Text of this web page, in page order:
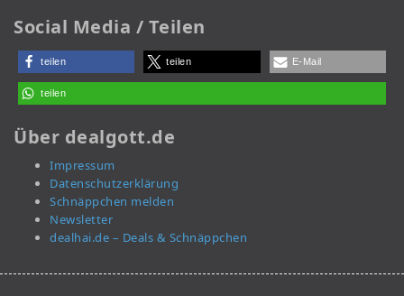
Social Media / Teilen
teilen teilen E-Mail
teilen
Über dealgott.de
Impressum
Datenschutzerklärung
Schnäppchen melden
Newsletter
dealhai.de – Deals & Schnäppchen